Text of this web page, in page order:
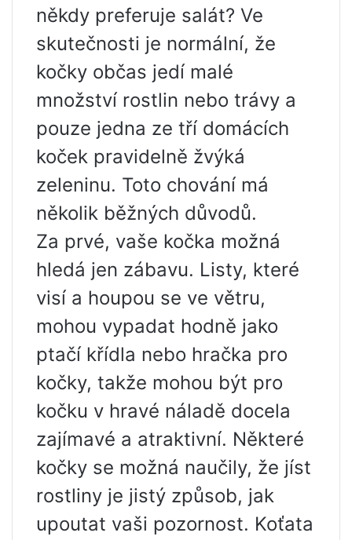
někdy preferuje salát? Ve
skutečnosti je normální, že
kočky občas jedí malé
množství rostlin nebo trávy a
pouze jedna ze tří domácích
koček pravidelně žvýká
zeleninu. Toto chování má
několik běžných důvodů.
Za prvé, vaše kočka možná
hledá jen zábavu. Listy, které
visí a houpou se ve větru,
mohou vypadat hodně jako
ptačí křídla nebo hračka pro
kočky, takže mohou být pro
kočku v hravé náladě docela
zajímavé a atraktivní. Některé
kočky se možná naučily, že jíst
rostliny je jistý způsob, jak
upoutat vaši pozornost. Koťata